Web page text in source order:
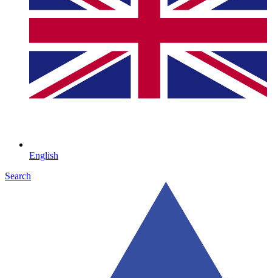
English
Search